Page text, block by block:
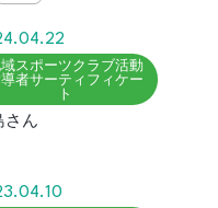
スポーツクラブ活動
者サーティフィケー
ト
さん